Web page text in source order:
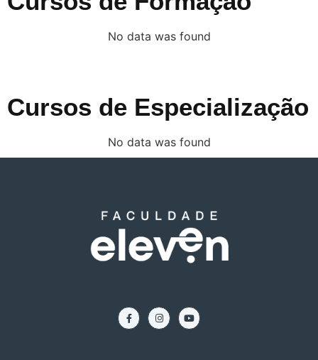
No data was found
Cursos de Especialização
No data was found